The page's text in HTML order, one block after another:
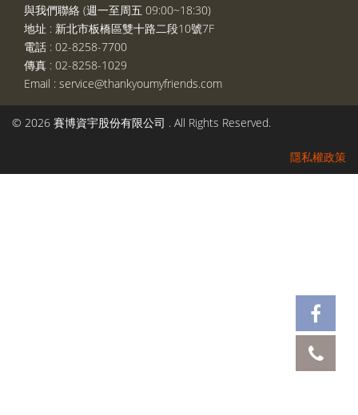
與我們聯絡 (週一至周五 09:00~18:30)
地址 : 新北市板橋區雙十路二段10號7F
電話 : 02-8258-7700
傳真 : 02-8258-1029
Email : service@thankyoumyfriends.com
© 2026 賽博資宇股份有限公司 . All Rights Reserved.
隱私權政策